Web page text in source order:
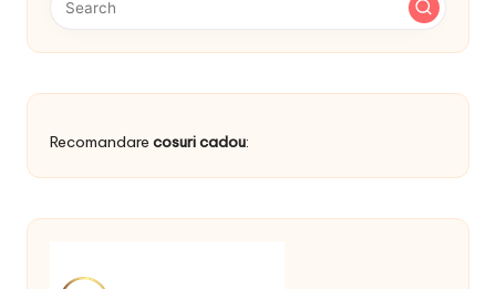
Recomandare cosuri cadou: